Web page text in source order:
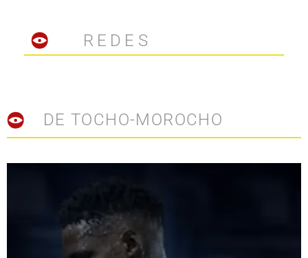
REDES
DE TOCHO-MOROCHO